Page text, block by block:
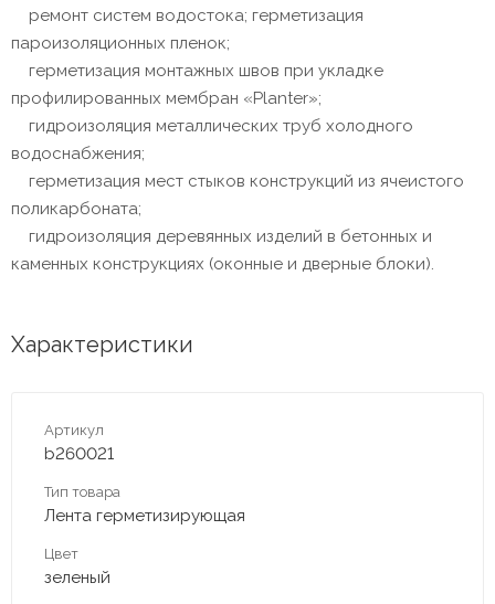
ремонт систем водостока; герметизация
пароизоляционных пленок;
герметизация монтажных швов при укладке
профилированных мембран «Planter»;
гидроизоляция металлических труб холодного
водоснабжения;
герметизация мест стыков конструкций из ячеистого
поликарбоната;
гидроизоляция деревянных изделий в бетонных и
каменных конструкциях (оконные и дверные блоки).
Характеристики
Артикул
b260021
Тип товара
Лента герметизирующая
Цвет
зеленый